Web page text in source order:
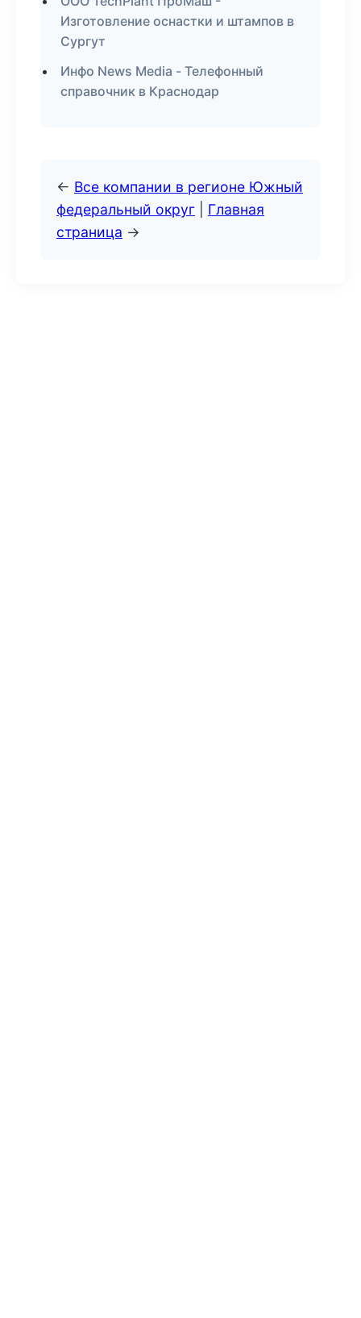
Изготовление оснастки и штампов в
Сургут
Инфо News Media - Телефонный
справочник в Краснодар
← Все компании в регионе Южный
федеральный округ
Главная
страница →